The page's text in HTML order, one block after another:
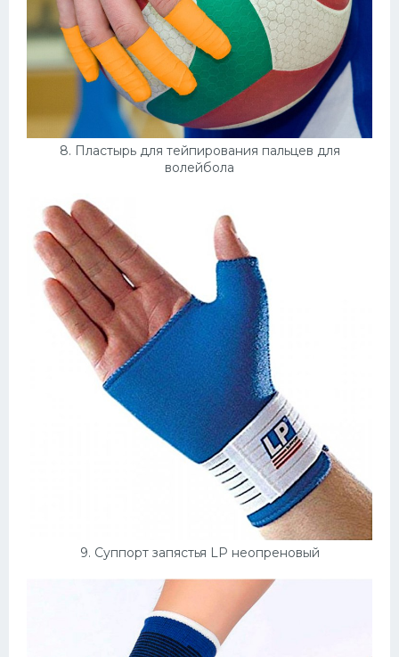
8. Пластырь для тейпирования пальцев для
волейбола
9. Суппорт запястья LP неопреновый